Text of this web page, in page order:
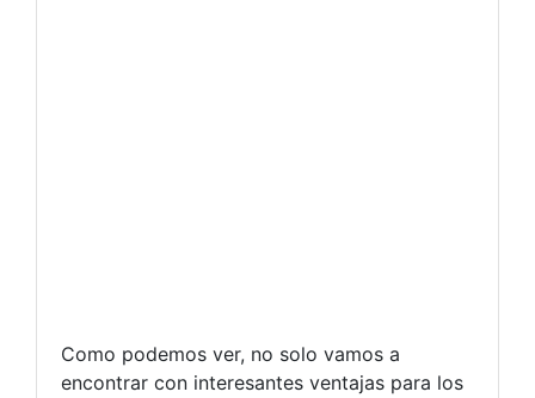
Como podemos ver, no solo vamos a
encontrar con interesantes ventajas para los